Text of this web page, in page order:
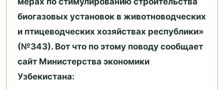
биогазовых установок в животноводческих
и птицеводческих хозяйствах республики»
(№343). Вот что по этому поводу сообщает
сайт Министерства экономики
Узбекистана: